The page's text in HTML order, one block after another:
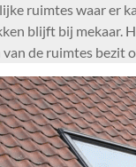
ruimtes waar er
blijft bij mekaar.
de ruimtes bezit